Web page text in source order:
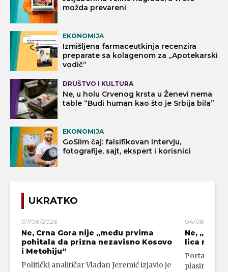
možda prevareni
EKONOMIJA
Izmišljena farmaceutkinja recenzira
preparate sa kolagenom za „Apotekarski
vodič“
DRUŠTVO I KULTURA
Ne, u holu Crvenog krsta u Ženevi nema
table “Budi human kao što je Srbija bila”
EKONOMIJA
GoSlim čaj: falsifikovan intervju,
fotografije, sajt, ekspert i korisnici
UKRATKO
07/08/2026
Ne, Crna Gora nije „među prvima
pohitala da prizna nezavisno Kosovo
i Metohiju“
Politički analitičar Vladan Jeremić izjavio je
04/08/2026
Ne,
lica
Portal 24
plasirali su